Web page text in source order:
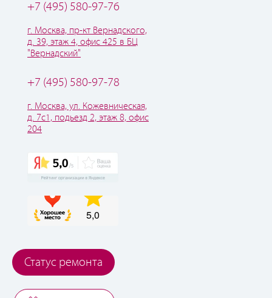
+7 (495) 580-97-76
г. Москва, пр-кт Вернадского,
д. 39, этаж 4, офис 425 в БЦ
"Вернадский"
+7 (495) 580-97-78
г. Москва, ул. Кожевническая,
д. 7с1, подьезд 2, этаж 8, офис
204
Статус ремонта